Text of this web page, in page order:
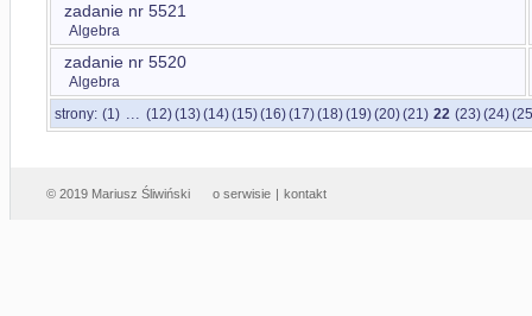
zadanie nr 5521
Algebra
zadanie nr 5520
Algebra
strony: (1) ... (12)(13)(14)(15)(16)(17)(18)(19)(20)(21) 22 (23)(24)
© 2019 Mariusz Śliwiński o serwisie | kontakt